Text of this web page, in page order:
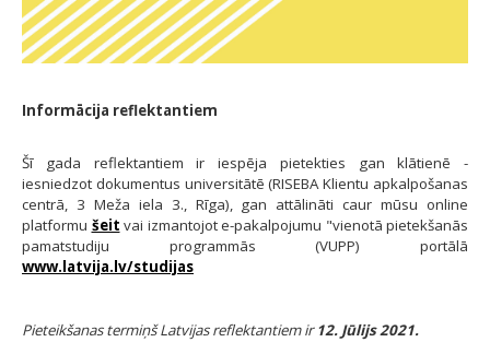
Informācija reflektantiem
Šī gada reflektantiem ir iespēja pietekties gan klātienē -
iesniedzot dokumentus universitātē (RISEBA Klientu apkalpošanas
centrā, 3 Meža iela 3., Rīga), gan attālināti caur mūsu online
platformu šeit vai izmantojot e-pakalpojumu "vienotā pietekšanās
pamatstudiju programmās (VUPP) portālā
www.latvija.lv/studijas
Pieteikšanas termiņš Latvijas reflektantiem ir12. Jūlijs 2021.